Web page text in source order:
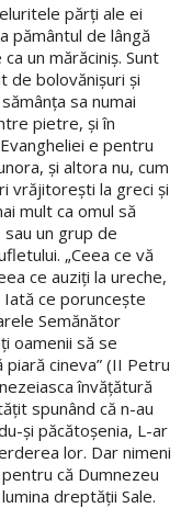
părţi ale ei
pământul de lângă
un mărăciniş. Sunt
de bolovănişuri şi
sa numai
pietre, şi în
e pentru
şi altora nu, cum
vrăjitoreşti la greci şi
mult ca omul să
un grup de
„Ceea ce vă
ce auziţi la ureche,
ce porunceşte
Semănător
oamenii să se
piară cineva” (II Petru
învăţătură
spunând că n-au
şi păcătoşenia, L-ar
lor. Dar nimeni
că Dumnezeu
dreptăţii Sale.